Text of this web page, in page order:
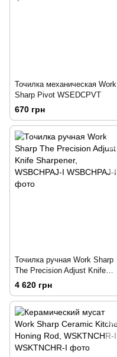
Точилка механическая Work
Sharp Pivot WSEDCPVT
670 грн
Точилка ручная Work Sharp
The Precision Adjust Knife
Sharpener, WSBCHPAJ-I
4 620 грн